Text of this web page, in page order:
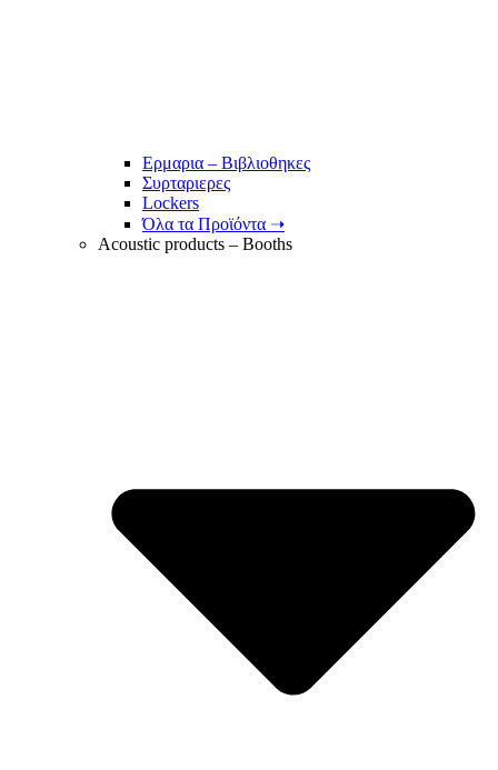
Ερμαρια – Βιβλιοθηκες
Συρταριερες
Lockers
Όλα τα Προϊόντα ➝
Acoustic products – Booths